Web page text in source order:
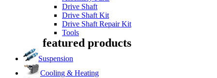
Drive Shaft
Drive Shaft Kit
Drive Shaft Repair Kit
Tools
featured products
Suspension
Cooling & Heating